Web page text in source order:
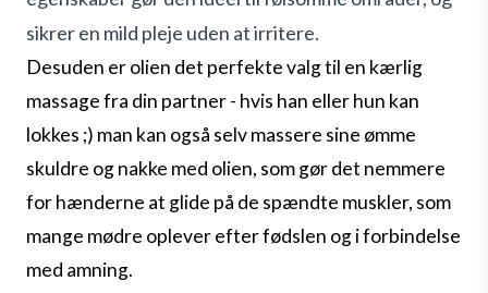
sikrer en mild pleje uden at irritere.
Desuden er olien det perfekte valg til en kærlig
massage fra din partner - hvis han eller hun kan
lokkes ;) man kan også selv massere sine ømme
skuldre og nakke med olien, som gør det nemmere
for hænderne at glide på de spændte muskler, som
mange mødre oplever efter fødslen og i forbindelse
med amning.